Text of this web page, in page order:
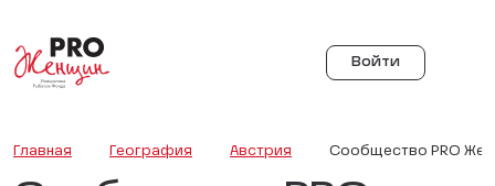
Войти
Главная География Австрия Сообщество PRO